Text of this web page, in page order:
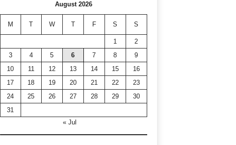
August 2026
M T W T F S S
1
2
3
4 5 6 7 8
9
10
11 12 13 14 15
16
17
18 19 20 21 22
23
24
25 26 27 28 29
30
31
« Jul